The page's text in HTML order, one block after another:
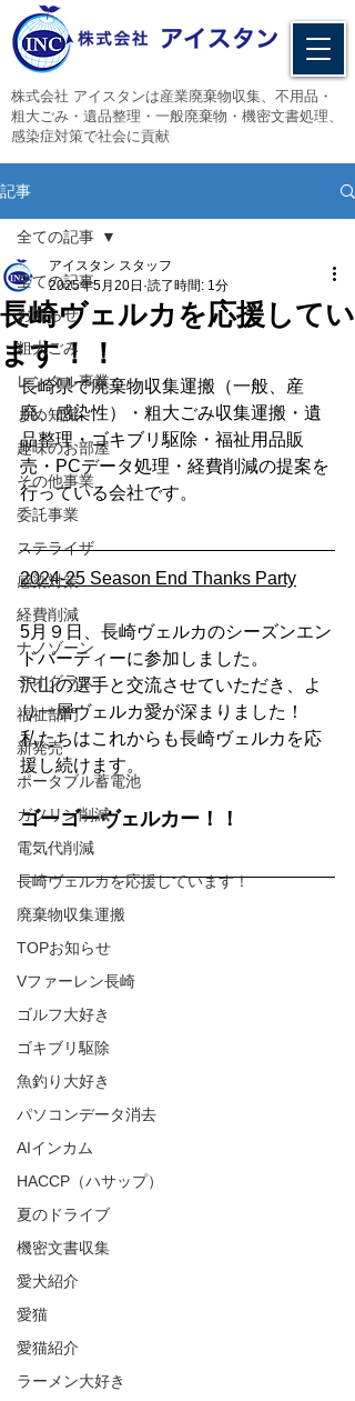
​株式会社 アイスタンは産業廃棄物収集、不用品・
粗大ごみ・遺品整理・一般廃棄物・機密文書処理、
感染症対策で社会に貢献
記事
全ての記事
お知らせ
粗大ごみ
レンタル事業
まめ知識
趣味のお部屋
その他事業
委託事業
ステライザ
感染対策
経費削減
ナノゾーン
デオグラス
福祉部門
新発売
ポータブル蓄電池
ガソリン削減
電気代削減
長崎ヴェルカを応援しています！
廃棄物収集運搬
TOPお知らせ
Vファーレン長崎
ゴルフ大好き
ゴキブリ駆除
魚釣り大好き
パソコンデータ消去
AIインカム
HACCP（ハサップ）
夏のドライブ
機密文書収集
愛犬紹介
愛猫
愛猫紹介
ラーメン大好き
全ての記事
長崎ヴェルカを応援してい
ます！！
アイスタン スタッフ
2025年5月20日 読了時間: 1分
長崎県で廃棄物収集運搬（一般、産
廃、感染性）・粗大ごみ収集運搬・遺
品整理・ゴキブリ駆除・福祉用品販
売・PCデータ処理・経費削減の提案を
行っている会社です。
2024-25 Season End Thanks Party
5月９日、長崎ヴェルカのシーズンエン
ドパーティーに参加しました。
沢山の選手と交流させていただき、よ
り一層ヴェルカ愛が深まりました！
私たちはこれからも長崎ヴェルカを応
援し続けます。
ゴーゴーヴェルカー！！